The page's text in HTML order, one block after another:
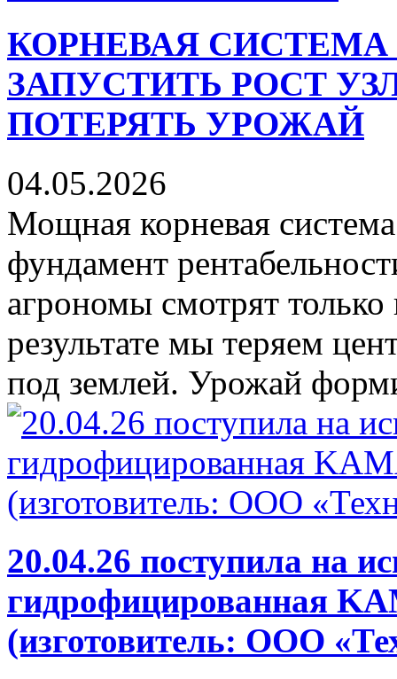
КОРНЕВАЯ
ЗАПУСТИТЬ РОСТ
ПОТЕРЯТЬ УРОЖАЙ
04.05.2026
Мощная корневая
фундамент
агрономы смотрят
результате мы теряем
под землей. Урожай
20.04.26 поступила на
гидрофицированная
(изготовитель: ООО